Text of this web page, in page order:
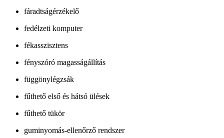
fáradtságérzékelő
fedélzeti komputer
fékasszisztens
fényszóró magasságállítás
függönylégzsák
fűthető első és hátsó ülések
fűthető tükör
guminyomás-ellenőrző rendszer